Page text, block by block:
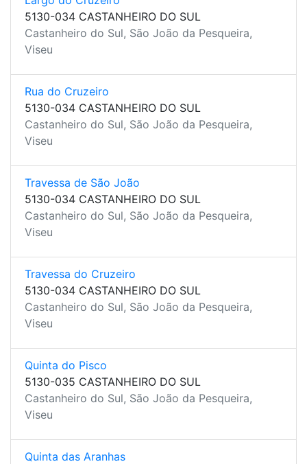
5130-034 CASTANHEIRO DO SUL
Castanheiro do Sul, São João da Pesqueira,
Viseu
Rua do Cruzeiro
5130-034 CASTANHEIRO DO SUL
Castanheiro do Sul, São João da Pesqueira,
Viseu
Travessa de São João
5130-034 CASTANHEIRO DO SUL
Castanheiro do Sul, São João da Pesqueira,
Viseu
Travessa do Cruzeiro
5130-034 CASTANHEIRO DO SUL
Castanheiro do Sul, São João da Pesqueira,
Viseu
Quinta do Pisco
5130-035 CASTANHEIRO DO SUL
Castanheiro do Sul, São João da Pesqueira,
Viseu
Quinta das Aranhas